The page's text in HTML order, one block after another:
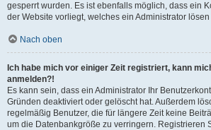
gesperrt wurden. Es ist ebenfalls möglich, dass ein
der Website vorliegt, welches ein Administrator lösen
Nach oben
Ich habe mich vor einiger Zeit registriert, kann
anmelden?!
Es kann sein, dass ein Administrator Ihr
Gründen deaktiviert oder gelöscht hat. Außerdem
regelmäßig Benutzer, die für längere Zeit keine
um die Datenbankgröße zu verringern. Registrieren